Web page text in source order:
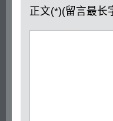
正文(*)(留言最长